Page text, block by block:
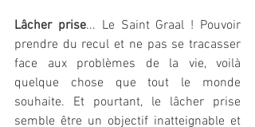
Lâcher prise... Le Saint Graal ! Pouvoir
prendre du recul et ne pas se tracasser
face aux problèmes de la vie, voilà
quelque chose que tout le monde
souhaite. Et pourtant, le lâcher prise
semble être un objectif inatteignable et